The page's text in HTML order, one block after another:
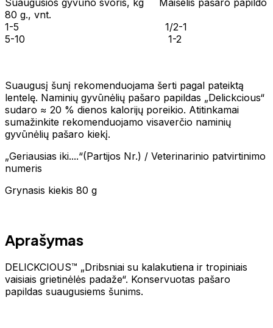
80 g., vnt.
1-5 1/2-1
5-10 1-2
Suaugusį šunį rekomenduojama šerti pagal pateiktą
lentelę. Naminių gyvūnėlių pašaro papildas „Delickcious“
sudaro ≈ 20 % dienos kalorijų poreikio. Atitinkamai
sumažinkite rekomenduojamo visaverčio naminių
gyvūnėlių pašaro kiekį.
„Geriausias iki....“(Partijos Nr.) / Veterinarinio patvirtinimo
numeris
Grynasis kiekis 80 g
Aprašymas
DELICKCIOUS™ „Dribsniai su kalakutiena ir tropiniais
vaisiais grietinėlės padaže“. Konservuotas pašaro
papildas suaugusiems šunims.